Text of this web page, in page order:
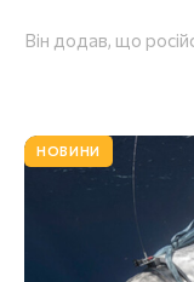
Він додав, що
НОВИНИ